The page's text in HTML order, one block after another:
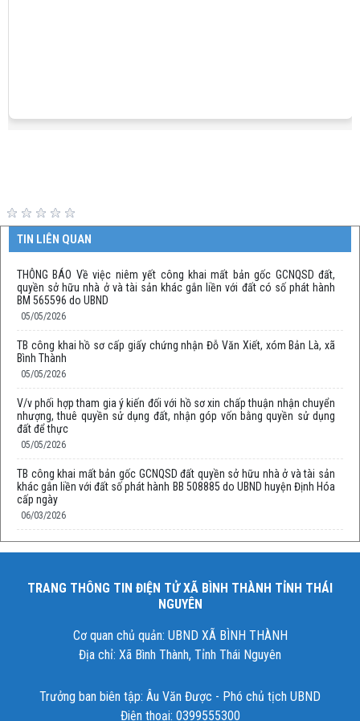
TIN LIÊN QUAN
THÔNG BÁO Về việc niêm yết công khai mất bản gốc GCNQSD đất,
quyền sở hữu nhà ở và tài sản khác gắn liền với đất có số phát hành
BM 565596 do UBND
05/05/2026
TB công khai hồ sơ cấp giấy chứng nhận Đỗ Văn Xiết, xóm Bản Là, xã
Bình Thành
05/05/2026
V/v phối hợp tham gia ý kiến đối với hồ sơ xin chấp thuận nhận chuyển
nhượng, thuê quyền sử dụng đất, nhận góp vốn bằng quyền sử dụng
đất để thực
05/05/2026
TB công khai mất bản gốc GCNQSD đất quyền sở hữu nhà ở và tài sản
khác gắn liền với đất số phát hành BB 508885 do UBND huyện Định Hóa
cấp ngày
06/03/2026
TRANG THÔNG TIN ĐIỆN TỬ XÃ BÌNH THÀNH TỈNH THÁI
NGUYÊN
Cơ quan chủ quản: UBND XÃ BÌNH THÀNH
Địa chỉ: Xã Bình Thành, Tỉnh Thái Nguyên
Trưởng ban biên tập: Âu Văn Được - Phó chủ tịch UBND
Điện thoại: 0399555300